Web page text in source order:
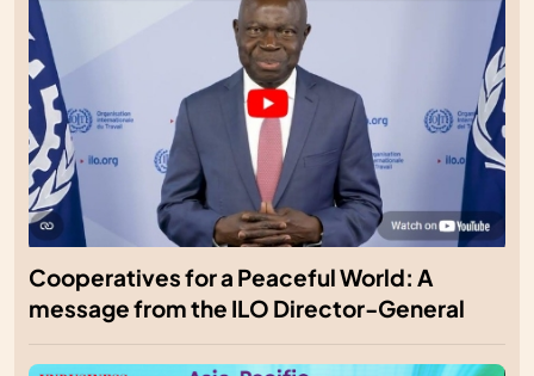
Cooperatives for a Peaceful World: A
message from the ILO Director-General